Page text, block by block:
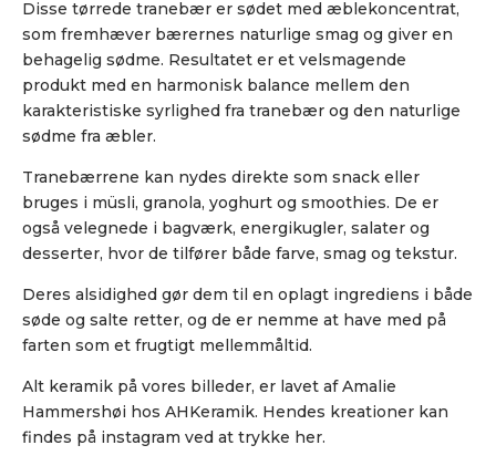
Disse tørrede tranebær er sødet med æblekoncentrat,
som fremhæver bærernes naturlige smag og giver en
behagelig sødme. Resultatet er et velsmagende
produkt med en harmonisk balance mellem den
karakteristiske syrlighed fra tranebær og den naturlige
sødme fra æbler.
Tranebærrene kan nydes direkte som snack eller
bruges i müsli, granola, yoghurt og smoothies. De er
også velegnede i bagværk, energikugler, salater og
desserter, hvor de tilfører både farve, smag og tekstur.
Deres alsidighed gør dem til en oplagt ingrediens i både
søde og salte retter, og de er nemme at have med på
farten som et frugtigt mellemmåltid.
Alt keramik på vores billeder, er lavet af Amalie
Hammershøi hos AHKeramik. Hendes kreationer kan
findes på instagram ved at trykke her.